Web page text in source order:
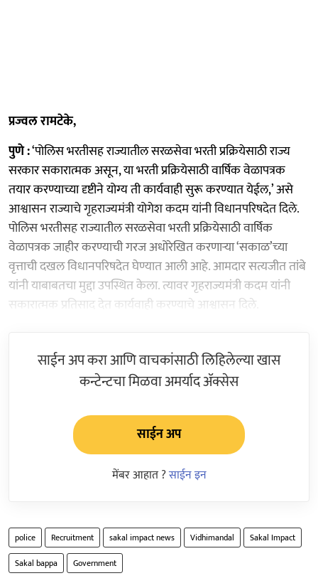
प्रज्वल रामटेके,
पुणे :‘पोलिस भरतीसह राज्यातील सरळसेवा भरती प्रक्रियेसाठी राज्य
सरकार सकारात्मक असून, या भरती प्रक्रियेसाठी वार्षिक वेळापत्रक
तयार करण्याच्या दृष्टीने योग्य ती कार्यवाही सुरू करण्यात येईल,’ असे
आश्वासन राज्याचे गृहराज्यमंत्री योगेश कदम यांनी विधानपरिषदेत दिले.
पोलिस भरतीसह राज्यातील सरळसेवा भरती प्रक्रियेसाठी वार्षिक
वेळापत्रक जाहीर करण्याची गरज अधोरेखित करणाऱ्या ‘सकाळ’च्या
वृत्ताची दखल विधानपरिषदेत घेण्यात आली आहे. आमदार सत्यजीत तांबे
यांनी याबाबतचा मुद्दा उपस्थित केला. त्यावर गृहराज्यमंत्री कदम यांनी
सकारात्मक प्रतिसाद देत कार्यवाही करण्याचे आश्वासन दिले.
साईन अप करा आणि वाचकांसाठी लिहिलेल्या खास
कन्टेन्टचा मिळवा अमर्याद ॲक्सेस
साईन अप
मेंबर आहात ?साईन इन
police Recruitment sakal impact news Vidhimandal
Sakal Impact
Sakal bappa
Government